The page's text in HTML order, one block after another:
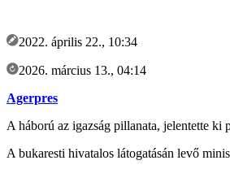
2022. április 22., 10:34
2026. március 13., 04:14
Agerpres
A háború az igazság pillanata, jelentette
A bukaresti hivatalos látogatásán levő